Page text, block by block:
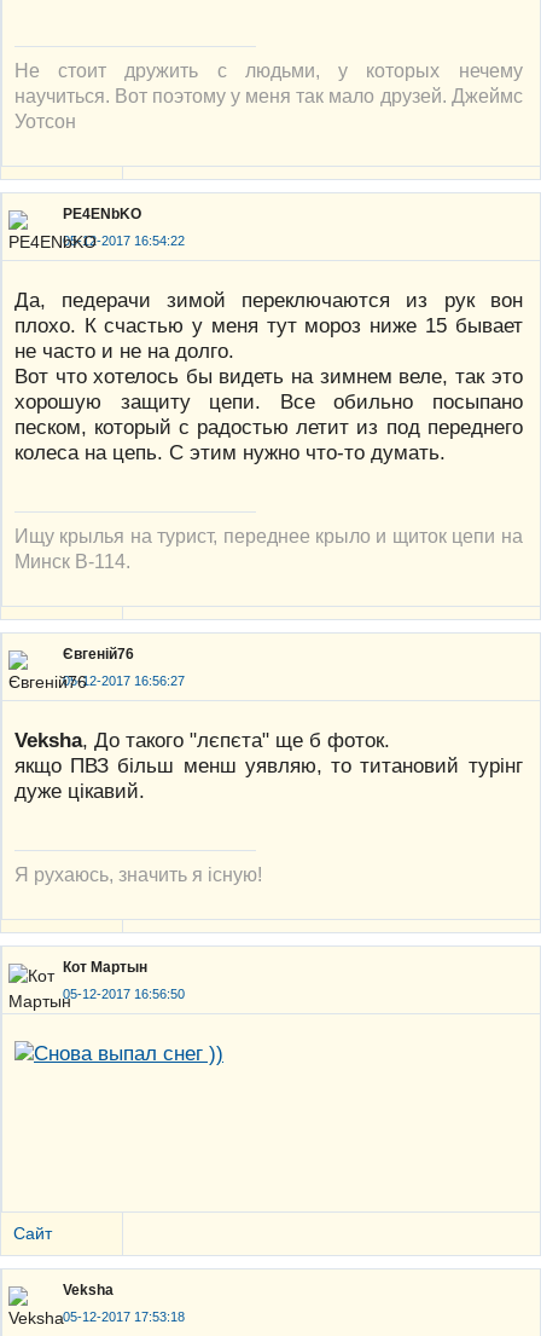
Не стоит дружить с людьми, у которых нечему
научиться. Вот поэтому у меня так мало друзей. Джеймс
Уотсон
PE4ENbKO
05-12-2017 16:54:22
Да, педерачи зимой переключаются из рук вон
плохо. К счастью у меня тут мороз ниже 15 бывает
не часто и не на долго.
Вот что хотелось бы видеть на зимнем веле, так это
хорошую защиту цепи. Все обильно посыпано
песком, который с радостью летит из под переднего
колеса на цепь. С этим нужно что-то думать.
Ищу крылья на турист, переднее крыло и щиток цепи на
Минск В-114.
Євгеній76
05-12-2017 16:56:27
Veksha, До такого "лєпєта" ще б фоток.
якщо ПВЗ більш менш уявляю, то титановий турінг
дуже цікавий.
Я рухаюсь, значить я існую!
Кот Мартын
05-12-2017 16:56:50
Сайт
Veksha
05-12-2017 17:53:18